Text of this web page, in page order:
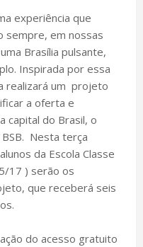
experiência que
sempre, em nossas
Brasília pulsante,
Inspirada por essa
realizará um projeto
a oferta e
capital do Brasil, o
BSB. Nesta terça
da Escola Classe
17 ) serão os
que receberá seis
do acesso gratuito